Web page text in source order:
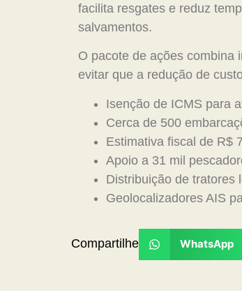
facilita resgates e reduz
salvamentos.
O pacote de ações combina
evitar que a redução de
Isenção de ICMS para
Cerca de 500
Estimativa fiscal de R$
Apoio a 31 mil
Distribuição de tratores
Geolocalizadores AIS
Compartilhe WhatsApp